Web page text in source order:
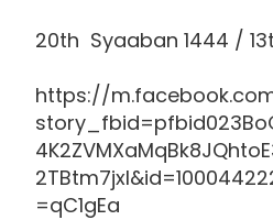
20th Syaaban 1444 /
https://
=qC1gEa